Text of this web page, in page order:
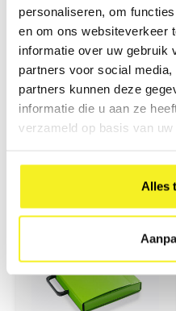
personaliseren, om
en om ons websiteverkeer
informatie over uw gebruik
partners voor social
partners kunnen deze
informatie die u aan ze
verzameld op basis van
Alles
Koffer A4 Kraft
compact is en makkelijk te
(€9,44Incl. btw)